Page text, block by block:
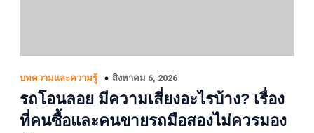
บทความและความรู้ สิงหาคม 6, 2026
รถโอนลอย มีความเสี่ยงอะไรบ้าง? เรื่อง
ที่คนซื้อและคนขายรถมือสองไม่ควรมอง